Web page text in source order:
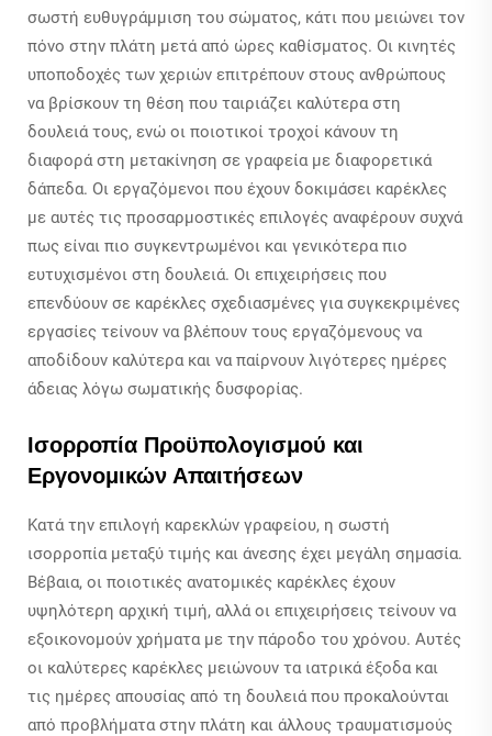
σωστή ευθυγράμμιση του σώματος, κάτι που μειώνει τον
πόνο στην πλάτη μετά από ώρες καθίσματος. Οι κινητές
υποποδοχές των χεριών επιτρέπουν στους ανθρώπους
να βρίσκουν τη θέση που ταιριάζει καλύτερα στη
δουλειά τους, ενώ οι ποιοτικοί τροχοί κάνουν τη
διαφορά στη μετακίνηση σε γραφεία με διαφορετικά
δάπεδα. Οι εργαζόμενοι που έχουν δοκιμάσει καρέκλες
με αυτές τις προσαρμοστικές επιλογές αναφέρουν συχνά
πως είναι πιο συγκεντρωμένοι και γενικότερα πιο
ευτυχισμένοι στη δουλειά. Οι επιχειρήσεις που
επενδύουν σε καρέκλες σχεδιασμένες για συγκεκριμένες
εργασίες τείνουν να βλέπουν τους εργαζόμενους να
αποδίδουν καλύτερα και να παίρνουν λιγότερες ημέρες
άδειας λόγω σωματικής δυσφορίας.
Ισορροπία Προϋπολογισμού και
Εργονομικών Απαιτήσεων
Κατά την επιλογή καρεκλών γραφείου, η σωστή
ισορροπία μεταξύ τιμής και άνεσης έχει μεγάλη σημασία.
Βέβαια, οι ποιοτικές ανατομικές καρέκλες έχουν
υψηλότερη αρχική τιμή, αλλά οι επιχειρήσεις τείνουν να
εξοικονομούν χρήματα με την πάροδο του χρόνου. Αυτές
οι καλύτερες καρέκλες μειώνουν τα ιατρικά έξοδα και
τις ημέρες απουσίας από τη δουλειά που προκαλούνται
από προβλήματα στην πλάτη και άλλους τραυματισμούς